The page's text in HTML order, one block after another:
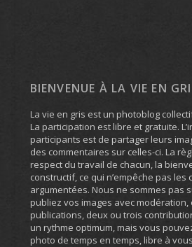
BIENVENUE À LA VIE EN
La vie en gris est un photoblog
La participation est libre et gratuite.
participants est de partager leurs
des commentaires sur celles-ci. La
respect du travail de chacun, la
constructif, ce qui n’empêche pas les
argumentées. Nous ne sommes pas
publiez vos images avec modération,
publications, deux ou trois
un rythme optimum, mais vous
photo de temps en temps, libre à